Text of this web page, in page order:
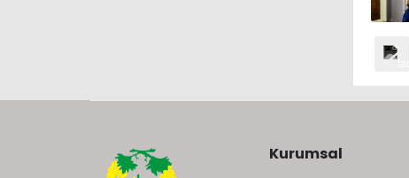
Kurumsal